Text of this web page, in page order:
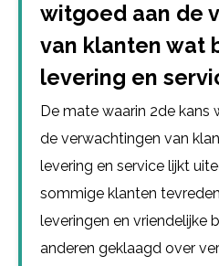
witgoed aan de
van klanten wat
levering en
De mate waarin 2de
de verwachtingen van
levering en service lijkt
sommige klanten
leveringen en vriendelijke
anderen geklaagd over